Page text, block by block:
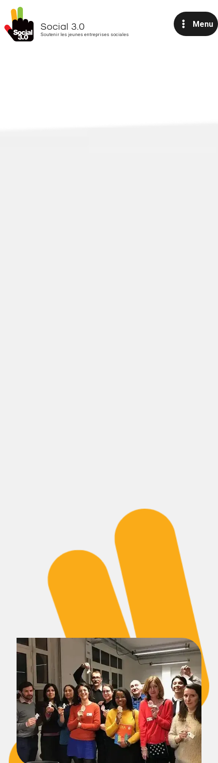
contenu
Social 3.0
Soutenir les jeunes entreprises sociales
Menu